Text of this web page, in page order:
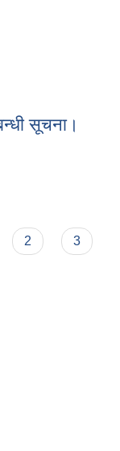
सूचना।
सूचना।
2
3